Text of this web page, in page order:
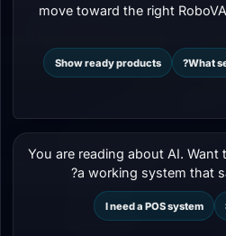
الذكاء الاصطناعي
move toward the right
What
Show ready products
You are reading about AI.
a working system that
I need a POS system